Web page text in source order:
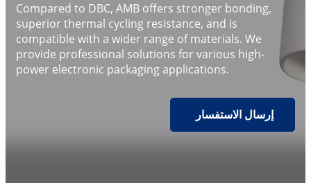
Compared to DBC, AMB offers stronger bonding,
superior thermal cycling resistance, and is
compatible with a wider range of materials. We
provide professional solutions for various high-
power electronic packaging applications.
إرسال الاستفسار